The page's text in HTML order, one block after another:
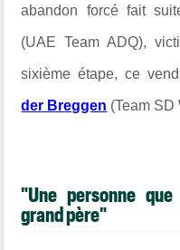
abandon forcé fait
(UAE Team ADQ),
sixième étape, ce
der Breggen (Team SD
"Une personne
grand père"